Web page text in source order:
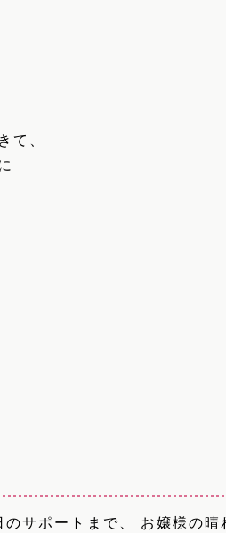
て、
サポートまで、 お嬢様の晴